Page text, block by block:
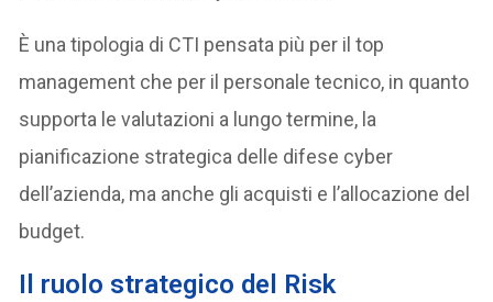
È una tipologia di CTI pensata più per il top
management che per il personale tecnico, in quanto
supporta le valutazioni a lungo termine, la
pianificazione strategica delle difese cyber
dell’azienda, ma anche gli acquisti e l’allocazione del
budget.
Il ruolo strategico del Risk